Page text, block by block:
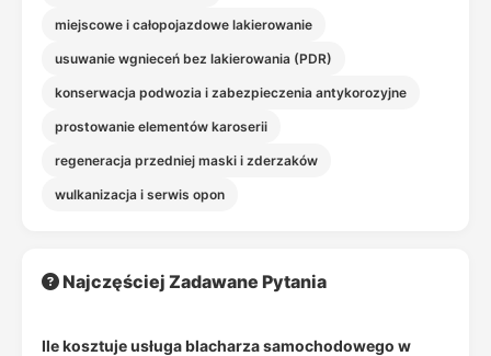
miejscowe i całopojazdowe lakierowanie
usuwanie wgnieceń bez lakierowania (PDR)
konserwacja podwozia i zabezpieczenia antykorozyjne
prostowanie elementów karoserii
regeneracja przedniej maski i zderzaków
wulkanizacja i serwis opon
Najczęściej Zadawane Pytania
Ile kosztuje usługa blacharza samochodowego w